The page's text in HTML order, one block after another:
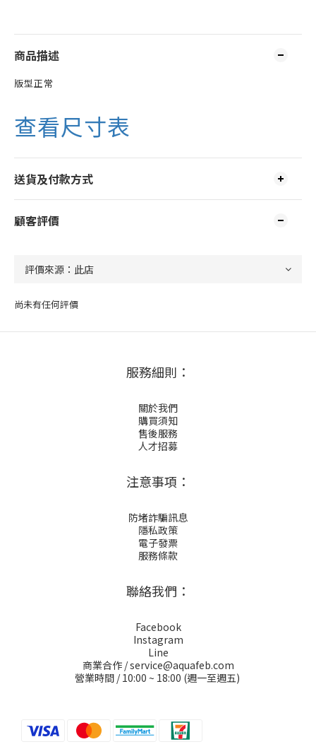
商品描述
版型正常
查看尺寸表
送貨及付款方式
顧客評價
尚未有任何評價
服務細則：
關於我們
購買須知
售後服務
人才招募
注意事項：
防堵詐騙訊息
隱私政策
電子發票
服務條款
聯絡我們：
Facebook
Instagram
Line
商業合作 / service@aquafeb.com
營業時間 / 10:00 ~ 18:00 (週一至週五)